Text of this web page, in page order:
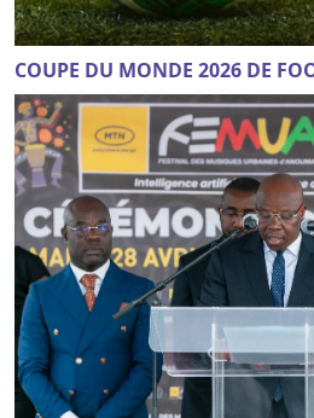
COUPE DU MONDE 2026 DE